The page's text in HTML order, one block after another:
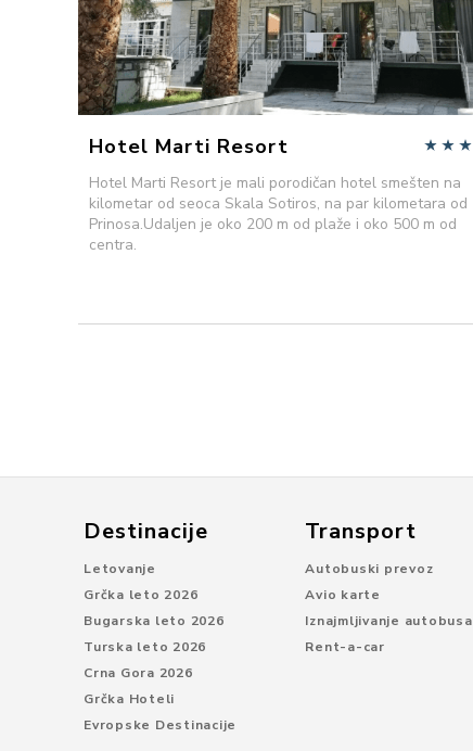
Hotel Marti Resort
Hotel Marti Resort je mali porodičan hotel smešten na
kilometar od seoca Skala Sotiros, na par kilometara od
Prinosa.Udaljen je oko 200 m od plaže i oko 500 m od
centra.
Destinacije
Letovanje
Grčka leto 2026
Bugarska leto 2026
Turska leto 2026
Crna Gora 2026
Grčka Hoteli
Evropske Destinacije
Transport
Autobuski prevoz
Avio karte
Iznajmljivanje autobusa
Rent-a-car